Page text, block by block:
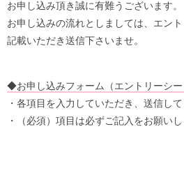
お申し込み頂き誠に有難うございます。
お申し込みの流れとしましては、エン
記載いただき送信下さいませ。
◆お申し込みフォーム（エントリーシー
・各項目を入力していただき、送信して
・（必須）項目は必ずご記入をお願いし